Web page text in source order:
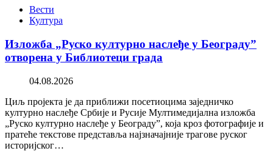
Вести
Култура
Изложба „Руско културно наслеђе у Београду”
отворена у Библиотеци града
04.08.2026
Циљ пројекта је да приближи посетиоцима заједничко
културно наслеђе Србије и Русије Мултимедијална изложба
„Руско културно наслеђе у Београду”, која кроз фотографије и
пратеће текстове представља најзначајније трагове руског
историјског…